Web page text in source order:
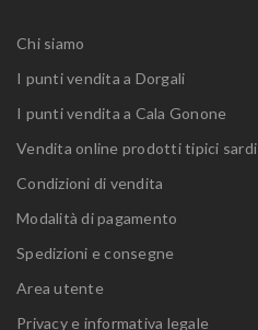
Chi siamo
I punti vendita a Dorgali
I punti vendita a Cala Gonone
Vendita online prodotti tipici sardi
Condizioni di vendita
Modalità di pagamento
Spedizioni e consegne
Area utente
Privacy e informativa legale